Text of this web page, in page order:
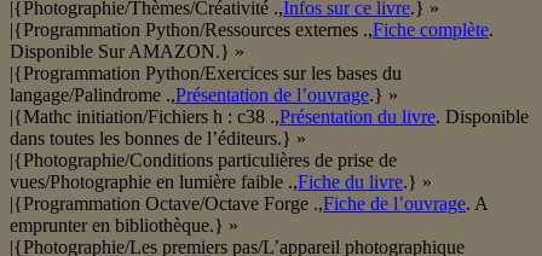
|{Photographie/Thèmes/Créativité .,Infos sur ce livre.} »
|{Programmation Python/Ressources externes .,Fiche complète.
Disponible Sur AMAZON.} »
|{Programmation Python/Exercices sur les bases du
langage/Palindrome .,Présentation de l’ouvrage.} »
|{Mathc initiation/Fichiers h : c38 .,Présentation du livre. Disponible
dans toutes les bonnes de l’éditeurs.} »
|{Photographie/Conditions particulières de prise de
vues/Photographie en lumière faible .,Fiche du livre.} »
|{Programmation Octave/Octave Forge .,Fiche de l’ouvrage. A
emprunter en bibliothèque.} »
|{Photographie/Les premiers pas/L’appareil photographique